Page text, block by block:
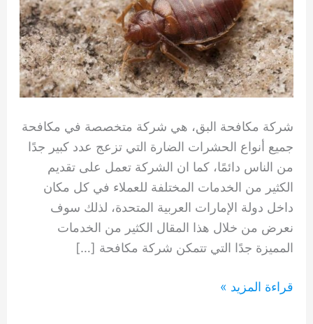
شركة مكافحة البق، هي شركة متخصصة في مكافحة
جميع أنواع الحشرات الضارة التي تزعج عدد كبير جدًا
من الناس دائمًا، كما ان الشركة تعمل على تقديم
الكثير من الخدمات المختلفة للعملاء في كل مكان
داخل دولة الإمارات العربية المتحدة، لذلك سوف
نعرض من خلال هذا المقال الكثير من الخدمات
المميزة جدًا التي تتمكن شركة مكافحة […]
شركة
قراءة المزيد »